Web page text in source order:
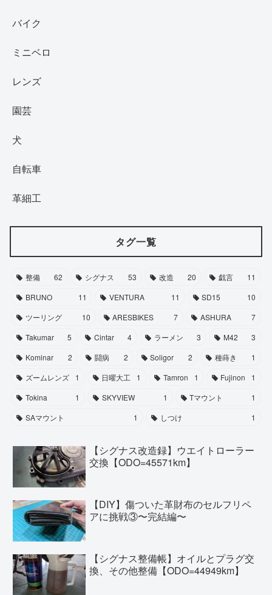
バイク
ミニベロ
レンズ
園芸
犬
自転車
革細工
タグ一覧
整備 62 シグナス 53 改造 20 戯言
11
BRUNO
11 VENTURA 11 SD15
10
ツーリング
10 ARESBIKES 7 ASHURA
7
Takumar
5 Cintar 4 ラーメン 3 M42
3
Kominar
2 闘病 2 Soligor 2 種蒔き
1
ズームレンズ
1 日曜大工 1 Tamron 1 Fujinon
1
Tokina
1 SKYVIEW 1 Tマウント
1
SAマウント
1 しつけ 1
【シグナス改造録】ウエイトローラー
交換【ODO=45571km】
【DIY】傷ついた革財布のセルフリペ
アに挑戦③〜完結編〜
【シグナス整備帳】オイルとプラグ交
換、その他整備【ODO=44949km】